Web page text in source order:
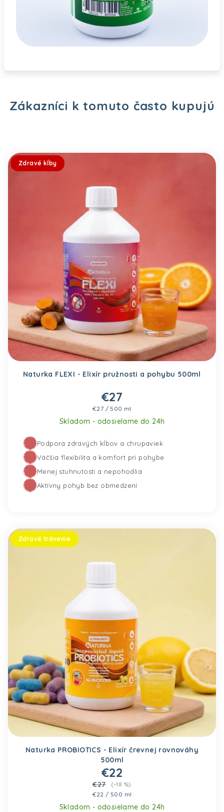
Zákazníci k tomuto často kupujú
Pridať do košíka
Zdravé kĺby
Naturka FLEXI - Elixír pružnosti a pohybu 500ml
€27
Jednotková cena:
€27 / 500 ml
Skladom - odosielame do 24h
Podpora zdravých kĺbov a chrupaviek
Väčšia flexibilita a komfort pri pohybe
Menej stuhnutosti a nepohodlia
Aktívny pohyb bez obmedzení
Zdravé trávenie
Naturka PROBIOTICS - Elixír črevnej rovnováhy
500ml
€22
€27
(–18 %)
Jednotková cena:
€22 / 500 ml
Skladom - odosielame do 24h